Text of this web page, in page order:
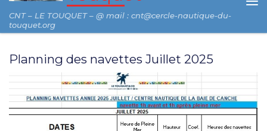
CNT – LE TOUQUET – @ mail : cnt@cercle-nautique-du-
touquet.org
Planning des navettes Juillet 2025